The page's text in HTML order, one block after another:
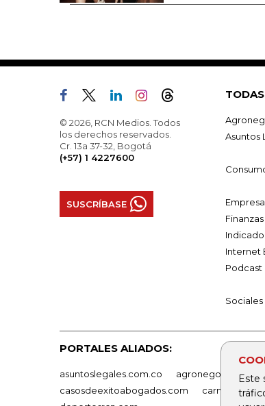
Este
© 2026, RCN Medios. Todos
los derechos reservados.
Cr. 13a 37-32, Bogotá
(+57) 1 4227600
SUSCRÍBASE
Asuntos
Finanzas
Internet
Podcast
Sociales
PORTALES ALIADOS:
asuntoslegales.com.co agronegocios.co
casosdeexitoabogados.com